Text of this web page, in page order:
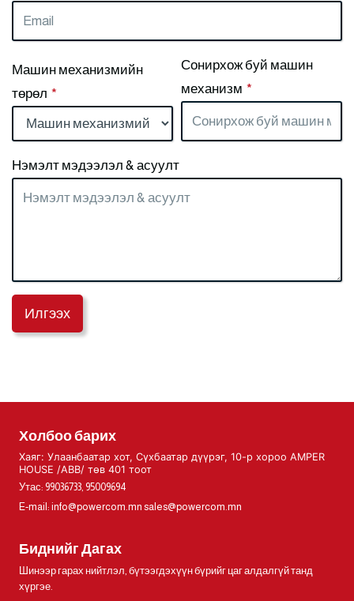
Машин механизмийн
төрөл *
Сонирхож буй машин
механизм *
Нэмэлт мэдээлэл & асуулт
Илгээх
Холбоо барих
Хаяг: Улаанбаатар хот, Сүхбаатар дүүрэг, 10-р хороо AMPER
HOUSE /ABB/ төв 401 тоот
Утас: 99036733, 95009694
E-mail: info@powercom.mn sales@powercom.mn
Биднийг Дагах
Шинээр гарах нийтлэл, бүтээгдэхүүн бүрийг цаг алдалгүй танд
хүргэе.